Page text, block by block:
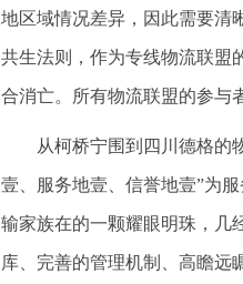
地区域情况差异，因此需要清
共生法则，作为专线物流联盟
合消亡。所有物流联盟的参与
从柯桥宁围到四川德格的
壹、服务地壹、信誉地壹”为
输家族在的一颗耀眼明珠，几
库、完善的管理机制、高瞻远